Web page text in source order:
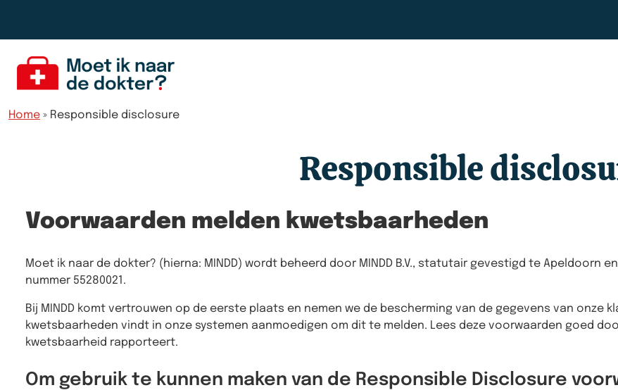
Home » Responsible disclosure
Responsible
Voorwaarden melden kwetsbaarheden
Moet ik naar de dokter? (hierna: MINDD) wordt beheerd door MINDD B.V., statutair gevestigd te Apeldoorn
nummer 55280021.
Bij MINDD komt vertrouwen op de eerste plaats en nemen we de bescherming van de gegevens van onze
kwetsbaarheden vindt in onze systemen aanmoedigen om dit te melden. Lees deze voorwaarden goed
kwetsbaarheid rapporteert.
Om gebruik te kunnen maken van de Responsible Disclosure